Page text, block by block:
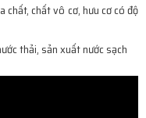
chất, chất vô cơ, hưu cơ có độ
thải, sản xuất nước sạch